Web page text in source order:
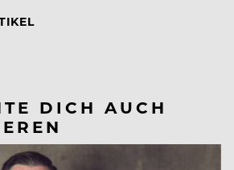
DICH AUCH